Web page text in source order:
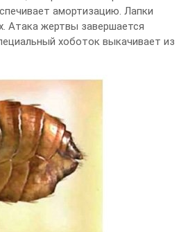
амортизацию. Лапки
Атака жертвы завершается
хоботок выкачивает из